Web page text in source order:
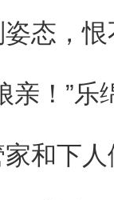
，恨
！”乐
和下人